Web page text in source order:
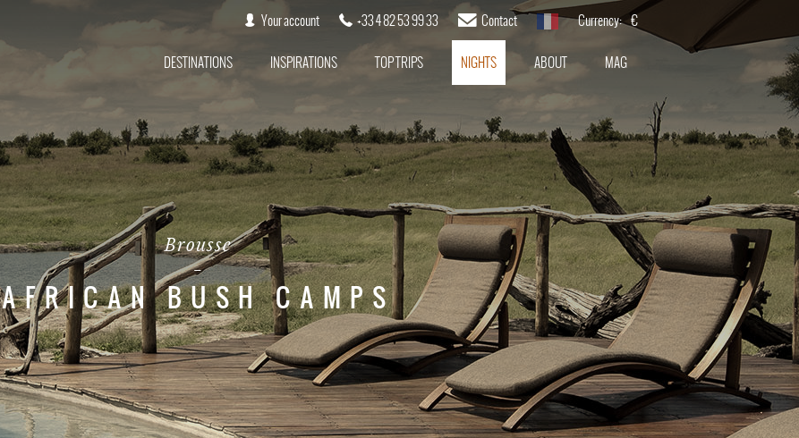
Your account +33 4 82 53 99 33 Contact FrenchCurrency: €
DESTINATIONS INSPIRATIONS TOP TRIPS NIGHTS ABOUT MAG
Brousse
AFRICAN BUSH CAMPS